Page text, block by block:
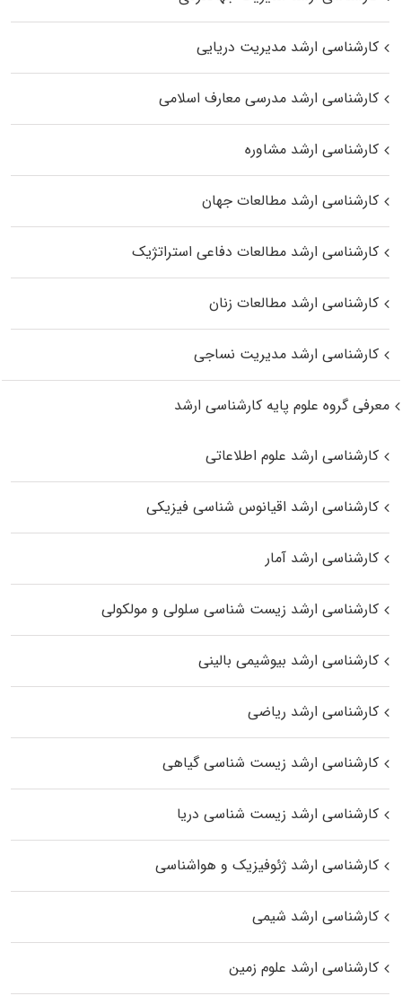
کارشناسی ارشد مدیریت دریایی
کارشناسی ارشد مدرسی معارف اسلامی
کارشناسی ارشد مشاوره
کارشناسی ارشد مطالعات جهان
کارشناسی ارشد مطالعات دفاعی استراتژیک
کارشناسی ارشد مطالعات زنان
کارشناسی ارشد مدیریت نساجی
معرفی گروه علوم پایه کارشناسی ارشد
کارشناسی ارشد علوم اطلاعاتی
کارشناسی ارشد اقیانوس‌ شناسی فیزیکی
کارشناسی ارشد آمار
کارشناسی ارشد زیست شناسی سلولی و مولکولی
کارشناسی ارشد بیوشیمی بالینی
کارشناسی ارشد ریاضی
کارشناسی ارشد زیست‌ شناسی گیاهی
کارشناسی ارشد زیست‌ شناسی دریا
کارشناسی ارشد ژئوفیزیک و هواشناسی
کارشناسی ارشد شیمی
کارشناسی ارشد علوم زمین